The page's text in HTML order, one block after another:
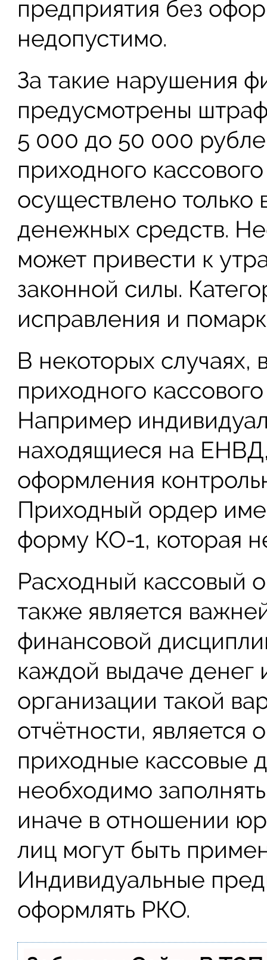
предприятия без
недопустимо.
За такие нарушения
предусмотрены
5 000 до 50 000
приходного
осуществлено только
денежных средств.
может привести к
законной силы.
исправления и
В некоторых
приходного
Например
находящиеся на
оформления
Приходный ордер
форму КО-1, которая
Расходный кассовый
также является
финансовой
каждой выдаче денег
организации такой
отчётности, является
приходные кассовые
необходимо
иначе в отношении
лиц могут быть
Индивидуальные
оформлять РКО.